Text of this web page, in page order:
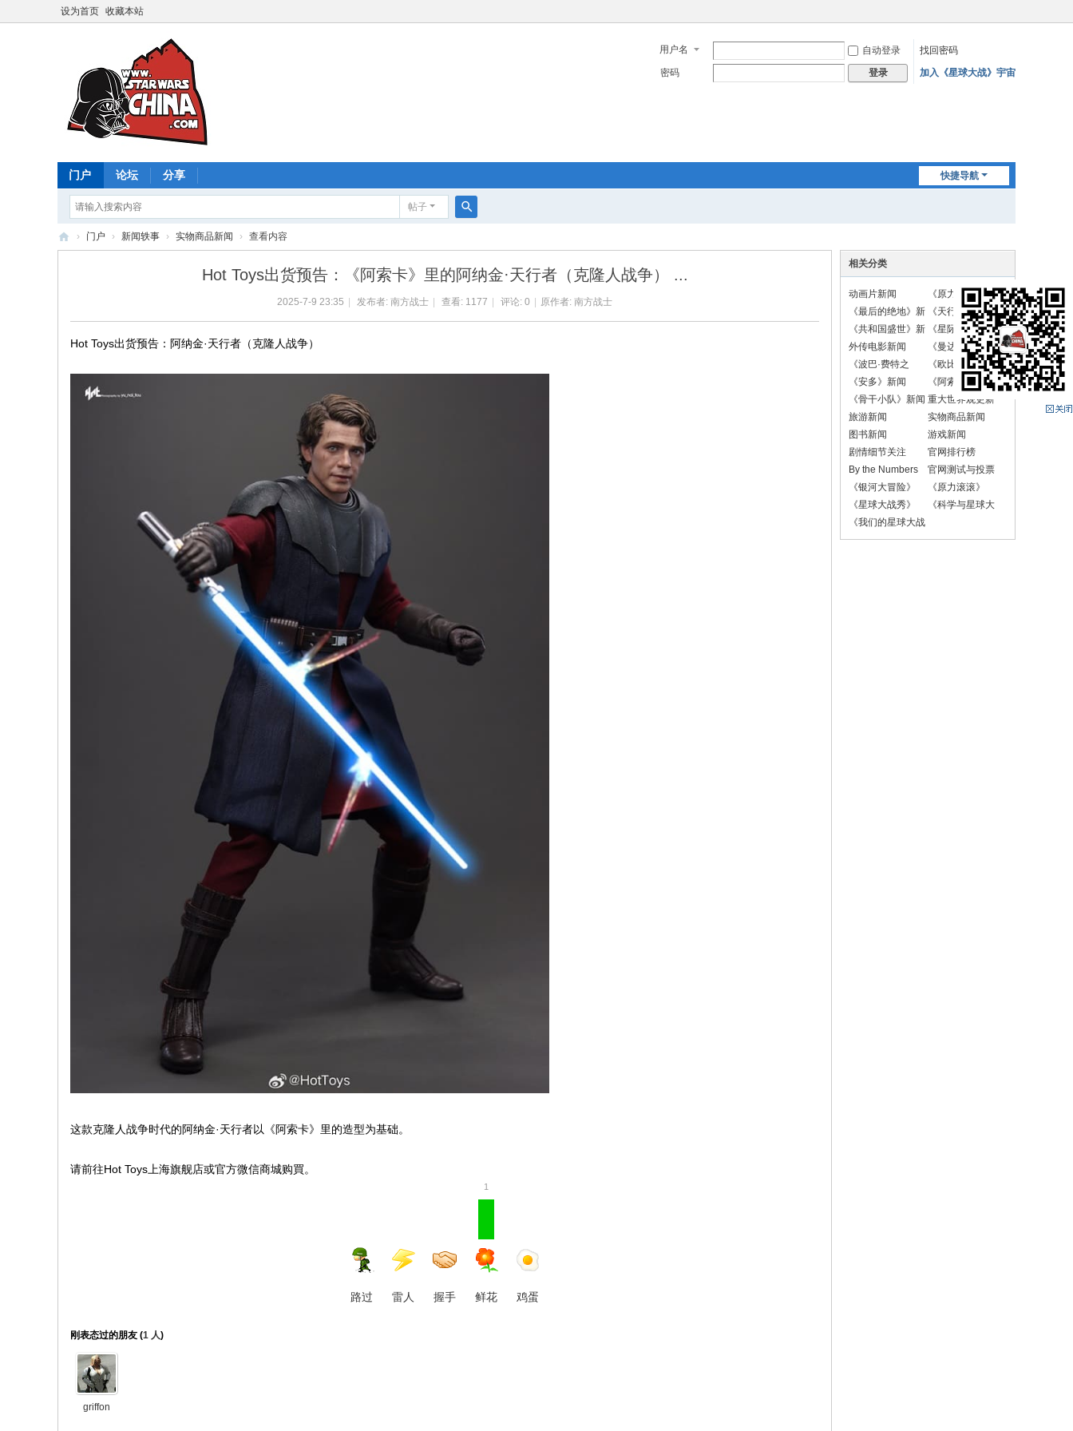
设为首页 收藏本站
用户名 自动登录
找回密码
密码
登录 加入《星球大战》宇宙
快捷导航
门户 论坛 分享
帖子
索
› 门户 › 新闻轶事 › 实物商品新闻 › 查看内容
Hot Toys出货预告：《阿索卡》里的阿纳金·天行者（克隆人战争） ...
2025-7-9 23:35 发布者: 南方战士 查看: 1177 评论: 0 原作者: 南方战士
Hot Toys出货预告：阿纳金·天行者（克隆人战争）
这款克隆人战争时代的阿纳金·天行者以《阿索卡》里的造型为基础。
请前往Hot Toys上海旗舰店或官方微信商城购買。
路过 雷人 握手
1
鲜花 鸡蛋
刚表态过的朋友 (1 人)
griffon
相关分类
动画片新闻
《原力觉醒》新闻
《最后的绝地》新
闻
《天行者崛起》新
闻
《共和国盛世》新
闻
《星际战斗机》新
闻
外传电影新闻
《曼达洛人》新闻
《波巴·费特之
书》新闻
《欧比-旺·克诺
比》新闻
《安多》新闻
《阿索卡》新闻
《骨干小队》新闻 重大世界观更新
旅游新闻
实物商品新闻
图书新闻
游戏新闻
剧情细节关注
官网排行榜
By the Numbers
官网测试与投票
《银河大冒险》
《原力滚滚》
《星球大战秀》
《科学与星球大
《我们的星球大战
故事》